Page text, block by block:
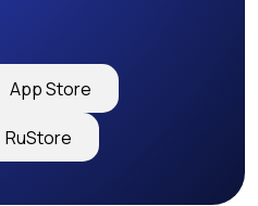
App Store
RuStore